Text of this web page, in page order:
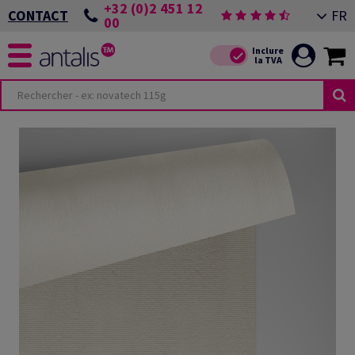
CONTACT +32 (0)2 451 12
00 FR